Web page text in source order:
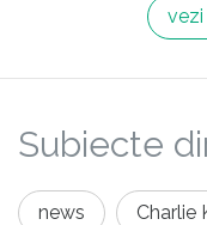
Subiecte
news Charlie